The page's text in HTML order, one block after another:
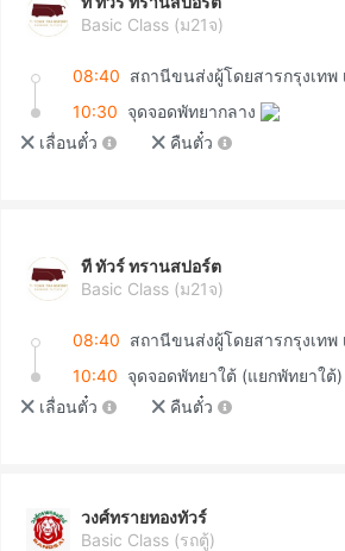
Basic Class (ม21จ)
08:40 สถานีขนส่งผู้โดยสารกรุงเทพ
10:30 จุดจอดพัทยากลาง
เลื่อนตั๋ว
คืนตั๋ว
ที ทัวร์ ทรานสปอร์ต
Basic Class (ม21จ)
08:40 สถานีขนส่งผู้โดยสารกรุงเทพ
10:40 จุดจอดพัทยาใต้ (แยกพัทยาใต้)
เลื่อนตั๋ว
คืนตั๋ว
วงศ์ทรายทองทัวร์
Basic Class (รถตู้)